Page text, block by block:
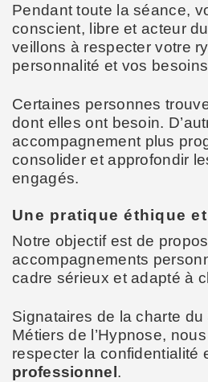
Pendant toute la séance,
conscient, libre et acteur
veillons à respecter votre
personnalité et vos
Certaines personnes
dont elles ont besoin.
accompagnement plus
consolider et approfondir
engagés.
Une pratique éthique
Notre objectif est de
accompagnements
cadre sérieux et adapté à
Signataires de la charte
Métiers de l’Hypnose,
respecter la confidentialité
professionnel .